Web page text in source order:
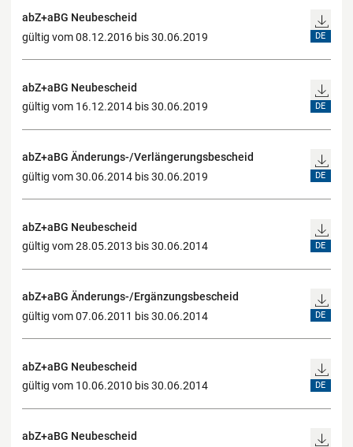
abZ+aBG Neubescheid
gültig vom 08.12.2016 bis 30.06.2019
DE
abZ+aBG Neubescheid
gültig vom 16.12.2014 bis 30.06.2019
DE
abZ+aBG Änderungs-/Verlängerungsbescheid
gültig vom 30.06.2014 bis 30.06.2019
DE
abZ+aBG Neubescheid
gültig vom 28.05.2013 bis 30.06.2014
DE
abZ+aBG Änderungs-/Ergänzungsbescheid
gültig vom 07.06.2011 bis 30.06.2014
DE
abZ+aBG Neubescheid
gültig vom 10.06.2010 bis 30.06.2014
DE
abZ+aBG Neubescheid